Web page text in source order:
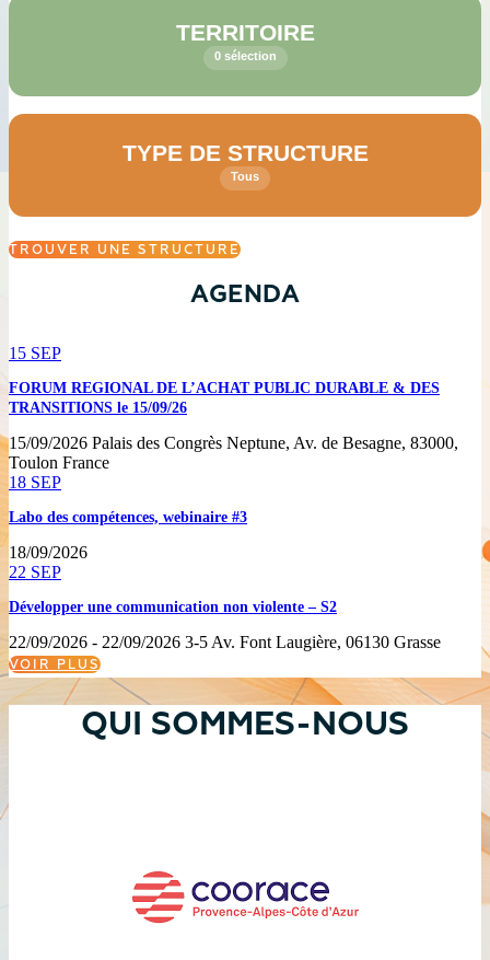
TERRITOIRE
0 sélection
TYPE DE STRUCTURE
Tous
TROUVER UNE STRUCTURE
AGENDA
15 SEP
FORUM REGIONAL DE L’ACHAT PUBLIC DURABLE & DES
TRANSITIONS le 15/09/26
15/09/2026 Palais des Congrès Neptune, Av. de Besagne, 83000,
Toulon France
18 SEP
Labo des compétences, webinaire #3
18/09/2026
22 SEP
Développer une communication non violente – S2
22/09/2026 - 22/09/2026 3-5 Av. Font Laugière, 06130 Grasse
VOIR PLUS
QUI SOMMES-NOUS